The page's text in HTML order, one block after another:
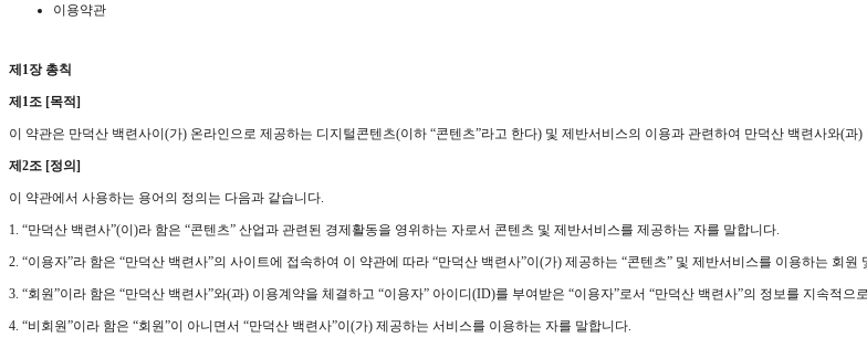
이용약관
제1장 총칙
제1조 [목적]
이 약관은 만덕산 백련사이(가) 온라인으로 제공하는 디지털콘텐츠(이하 “콘텐츠”라고 한다) 및 제반서비스의 이용과 관련하여 만덕산 백련사와(
제2조 [정의]
이 약관에서 사용하는 용어의 정의는 다음과 같습니다.
1. “만덕산 백련사”(이)라 함은 “콘텐츠” 산업과 관련된 경제활동을 영위하는 자로서 콘텐츠 및 제반서비스를 제공하는 자를 말합니다.
2. “이용자”라 함은 “만덕산 백련사”의 사이트에 접속하여 이 약관에 따라 “만덕산 백련사”이(가) 제공하는 “콘텐츠” 및 제반서비스를 이용하는 회원
3. “회원”이라 함은 “만덕산 백련사”와(과) 이용계약을 체결하고 “이용자” 아이디(ID)를 부여받은 “이용자”로서 “만덕산 백련사”의 정보를 지속적
4. “비회원”이라 함은 “회원”이 아니면서 “만덕산 백련사”이(가) 제공하는 서비스를 이용하는 자를 말합니다.